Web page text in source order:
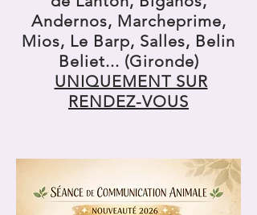
Andernos, Marcheprime,
Mios, Le Barp, Salles, Belin
Beliet... (Gironde)
UNIQUEMENT SUR
RENDEZ-VOUS